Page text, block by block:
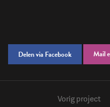
Delen via Facebook Mail
Vorig project